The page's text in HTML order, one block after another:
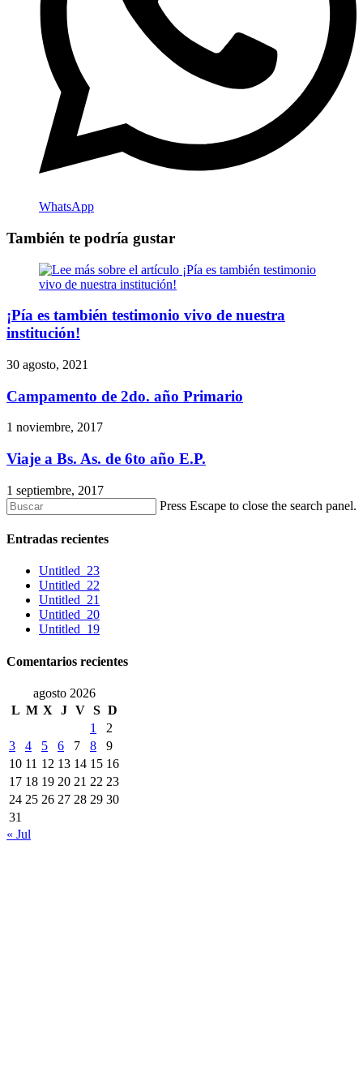
WhatsApp
También te podría gustar
¡Pía es también testimonio vivo de nuestra
institución!
30 agosto, 2021
Campamento de 2do. año Primario
1 noviembre, 2017
Viaje a Bs. As. de 6to año E.P.
1 septiembre, 2017
Press Escape to close the search panel.
Entradas recientes
Untitled_23
Untitled_22
Untitled_21
Untitled_20
Untitled_19
Comentarios recientes
agosto 2026
L M X J V S D
1
2
3
4 5 6 7 8
9
10 11 12 13 14 15 16
17 18 19 20 21 22 23
24 25 26 27 28 29 30
31
« Jul